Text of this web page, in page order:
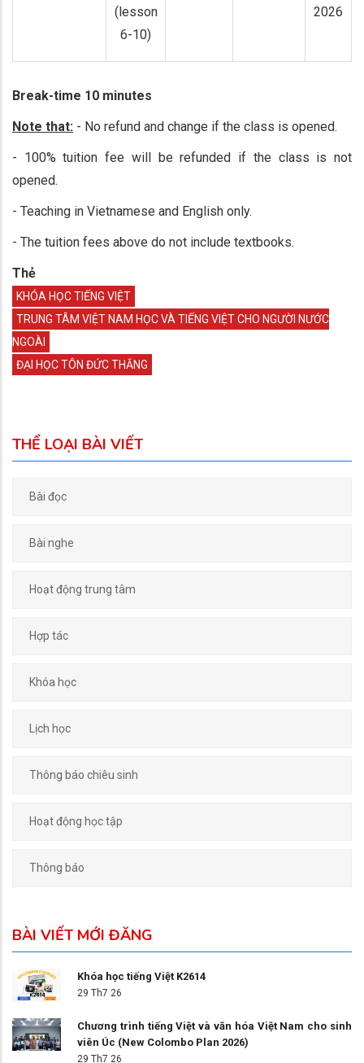
(lesson
6-10)
2026
Break-time 10 minutes
Note that: - No refund and change if the class is opened.
- 100% tuition fee will be refunded if the class is not
opened.
- Teaching in Vietnamese and English only.
- The tuition fees above do not include textbooks.
Thẻ
KHÓA HỌC TIẾNG VIỆT
TRUNG TÂM VIỆT NAM HỌC VÀ TIẾNG VIỆT CHO NGƯỜI NƯỚC
NGOÀI
ĐẠI HỌC TÔN ĐỨC THẮNG
THỂ LOẠI BÀI VIẾT
Bài đọc
Bài nghe
Hoạt động trung tâm
Hợp tác
Khóa học
Lịch học
Thông báo chiêu sinh
Hoạt động học tập
Thông báo
BÀI VIẾT MỚI ĐĂNG
Khóa học tiếng Việt K2614
29 Th7 26
Chương trình tiếng Việt và văn hóa Việt Nam cho sinh
viên Úc (New Colombo Plan 2026)
29 Th7 26